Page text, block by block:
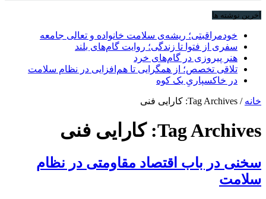
آخرین نوشته ها
خودمراقبتی؛ ریشه‌ی سلامت خانواده و تعالی جامعه
سفری از فتوا تا زندگی؛ روایت گام‌های بلند
هنر پیروزی در گام‌های خرد
تلاقی تخصص؛ از همگرایی تا هم‌افزایی در نظام سلامت
در خاکسپاریِ یک کوه
خانه / Tag Archives: کارایی فنی
Tag Archives: کارایی فنی
سخنی در باب اقتصاد مقاومتی در نظام
سلامت